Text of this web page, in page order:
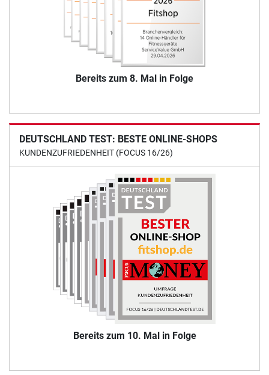
Bereits zum 8. Mal in Folge
DEUTSCHLAND TEST: BESTE ONLINE-SHOPS
KUNDENZUFRIEDENHEIT (FOCUS 16/26)
Bereits zum 10. Mal in Folge